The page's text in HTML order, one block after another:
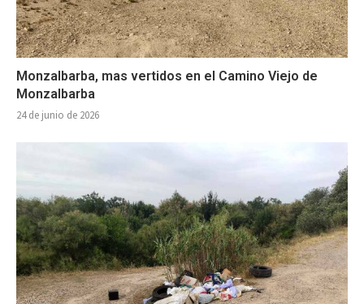
Monzalbarba, mas vertidos en el Camino Viejo de
Monzalbarba
24 de junio de 2026